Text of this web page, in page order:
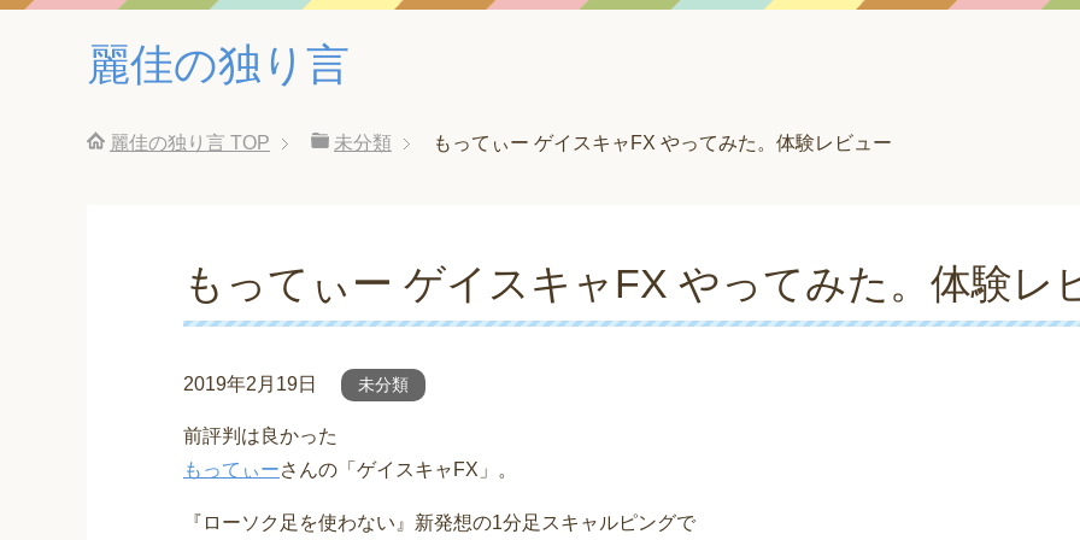
麗佳の独り言
麗佳の独り言 TOP 未分類 もってぃー ゲイスキャFX やってみた。体験レビュー
もってぃー ゲイスキャFX やってみた。体験レ
2019年2月19日 未分類
前評判は良かった
もってぃーさんの「ゲイスキャFX」。
『ローソク足を使わない』新発想の1分足スキャルピングで